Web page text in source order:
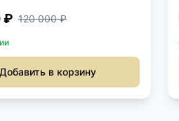
₽ 120 000 ₽
Добавить в корзину